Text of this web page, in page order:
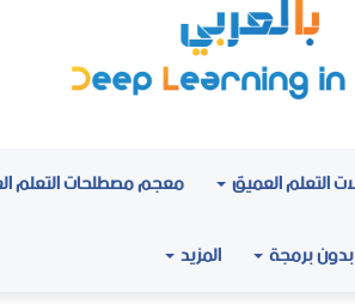
التعلم العميق
معجم مصطلحات التعلم
برمجة المزيد